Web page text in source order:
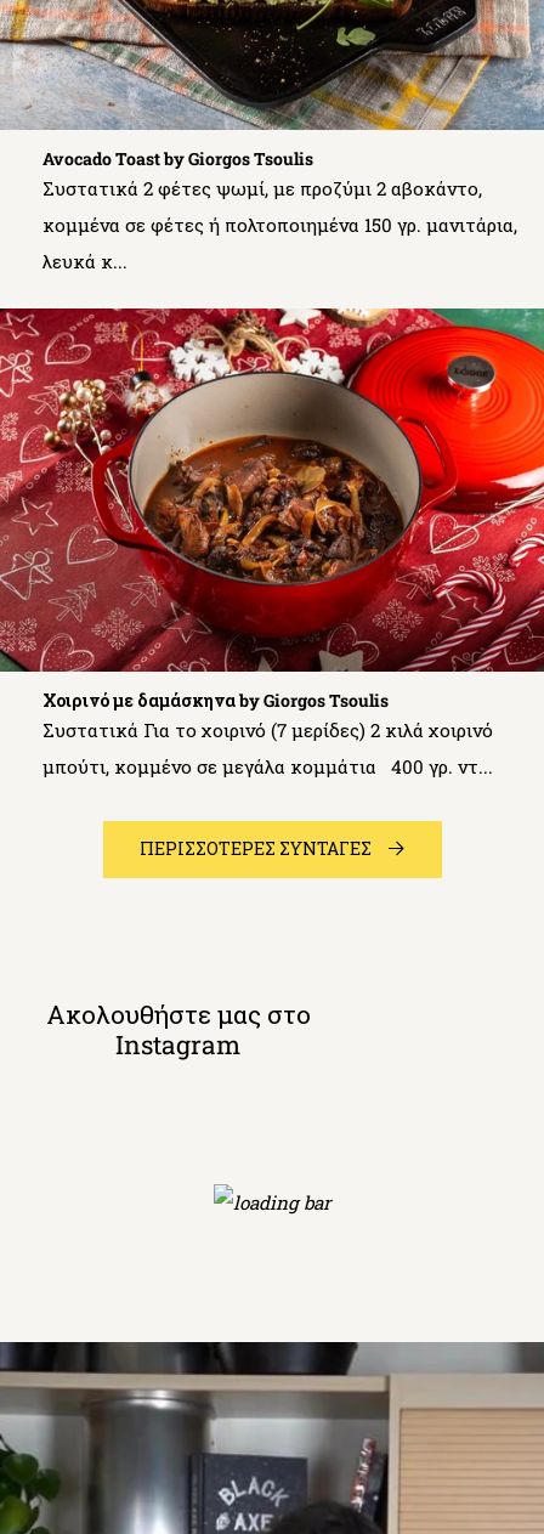
Avocado Toast by Giorgos Tsoulis
Συστατικά 2 φέτες ψωμί, με προζύμι 2 αβοκάντο,
κομμένα σε φέτες ή πολτοποιημένα 150 γρ. μανιτάρια,
λευκά κ...
Χοιρινό με δαμάσκηνα by Giorgos Tsoulis
Συστατικά Για το χοιρινό (7 μερίδες) 2 κιλά χοιρινό
μπούτι, κομμένο σε μεγάλα κομμάτια 400 γρ. ντ...
ΠΕΡΙΣΣΟΤΕΡΕΣ ΣΥΝΤΑΓΕΣ
Ακολουθήστε μας στο
Instagram